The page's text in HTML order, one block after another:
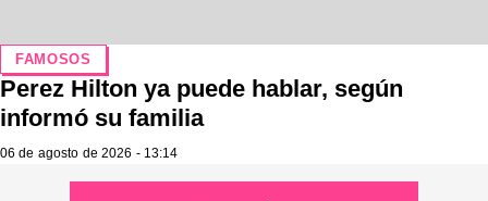
FAMOSOS
Perez Hilton ya puede hablar, según
informó su familia
06 de agosto de 2026 - 13:14